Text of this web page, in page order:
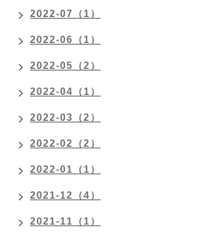
2022-07（1）
2022-06（1）
2022-05（2）
2022-04（1）
2022-03（2）
2022-02（2）
2022-01（1）
2021-12（4）
2021-11（1）